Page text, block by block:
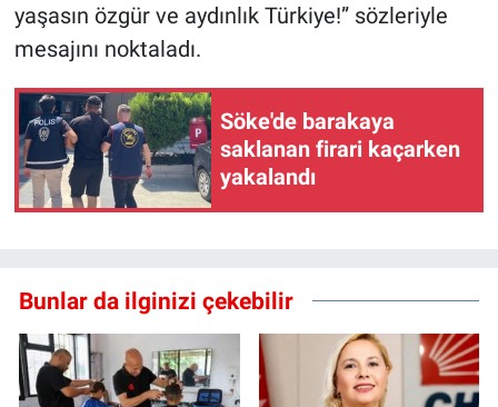
yaşasın özgür ve aydınlık Türkiye!” sözleriyle
mesajını noktaladı.
Söke'de barakaya
saklanan firari kaçarken
yakalandı
Bunlar da ilginizi çekebilir